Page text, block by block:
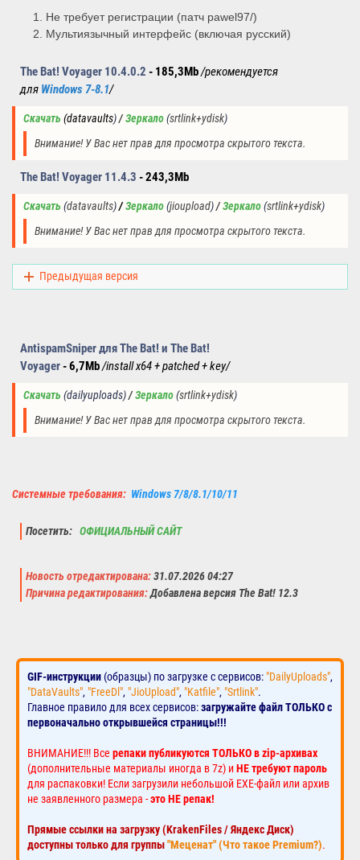
Не требует регистрации (патч pawel97/)
Мультиязычный интерфейс (включая русский)
The Bat! Voyager 10.4.0.2 - 185,3Mb/рекомендуется
для Windows 7-8.1/
Скачать (datavaults) / Зеркало(srtlink+ydisk)
Внимание! У Вас нет прав для просмотра скрытого текста.
The Bat! Voyager 11.4.3 -243,3Mb
Скачать (datavaults) /Зеркало(jioupload) / Зеркало(srtlink+ydisk)
Внимание! У Вас нет прав для просмотра скрытого текста.
Предыдущая версия
AntispamSniper для The Bat! и The Bat!
Voyager -6,7Mb/installx64+ patched + key/
Скачать (dailyuploads) / Зеркало(srtlink+ydisk)
Внимание! У Вас нет прав для просмотра скрытого текста.
Системные требования: Windows 7/8/8.1/10/11
Посетить: ОФИЦИАЛЬНЫЙ САЙТ
Новость отредактирована:31.07.2026 04:27
Причина редактирования:Добавлена версия The Bat! 12.3
GIF-инструкции (образцы) по загрузке с сервисов: "DailyUploads",
"DataVaults", "FreeDl", "JioUpload", "Katfile", "Srtlink".
Главное правило для всех сервисов:загружайте файл ТОЛЬКО с
первоначально открывшейся страницы!!!
ВНИМАНИЕ!!! Все репаки публикуются ТОЛЬКО в zip-архивах
(дополнительные материалы иногда в 7z) иНЕ требуют пароль
для распаковки! Если загрузили небольшой EXE-файл или архив
не заявленного размера -это НЕ репак!
Прямые ссылки на загрузку (KrakenFiles / Яндекс Диск)
доступны только для группы"Меценат" (Что такое Premium?).